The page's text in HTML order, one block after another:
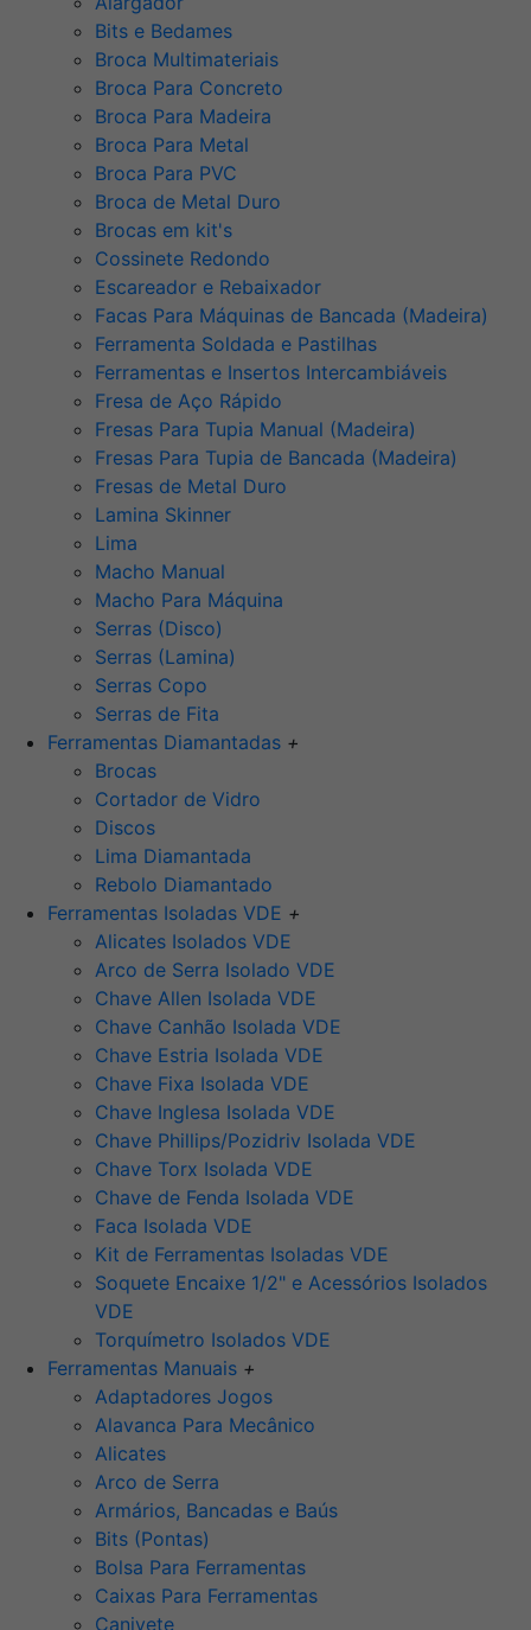
Bits e Bedames
Broca Multimateriais
Broca Para Concreto
Broca Para Madeira
Broca Para Metal
Broca Para PVC
Broca de Metal Duro
Brocas em kit's
Cossinete Redondo
Escareador e Rebaixador
Facas Para Máquinas de Bancada (Madeira)
Ferramenta Soldada e Pastilhas
Ferramentas e Insertos Intercambiáveis
Fresa de Aço Rápido
Fresas Para Tupia Manual (Madeira)
Fresas Para Tupia de Bancada (Madeira)
Fresas de Metal Duro
Lamina Skinner
Lima
Macho Manual
Macho Para Máquina
Serras (Disco)
Serras (Lamina)
Serras Copo
Serras de Fita
Ferramentas Diamantadas +
Brocas
Cortador de Vidro
Discos
Lima Diamantada
Rebolo Diamantado
Ferramentas Isoladas VDE +
Alicates Isolados VDE
Arco de Serra Isolado VDE
Chave Allen Isolada VDE
Chave Canhão Isolada VDE
Chave Estria Isolada VDE
Chave Fixa Isolada VDE
Chave Inglesa Isolada VDE
Chave Phillips/Pozidriv Isolada VDE
Chave Torx Isolada VDE
Chave de Fenda Isolada VDE
Faca Isolada VDE
Kit de Ferramentas Isoladas VDE
Soquete Encaixe 1/2" e Acessórios Isolados
VDE
Torquímetro Isolados VDE
Ferramentas Manuais +
Adaptadores Jogos
Alavanca Para Mecânico
Alicates
Arco de Serra
Armários, Bancadas e Baús
Bits (Pontas)
Bolsa Para Ferramentas
Caixas Para Ferramentas
Canivete